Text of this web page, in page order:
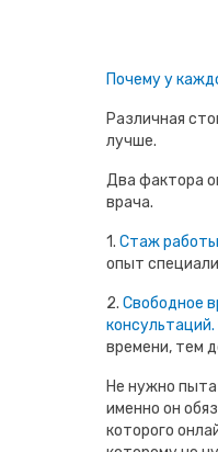
Почему у
Различная
лучше.
Два фактора
врача.
1. Стаж
опыт
2. Свободное
консультаций.
времени, тем
Не нужно
именно он
которого